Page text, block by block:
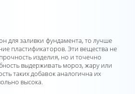
для заливки фундамента, то лучше
пластификаторов. Эти вещества не
изделия, но и точечно
выдерживать мороз, жару или
таких добавок аналогична их
высока.